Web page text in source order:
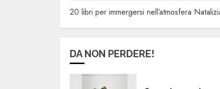
20 libri per immergersi nell’atmosfera
DA NON PERDERE!